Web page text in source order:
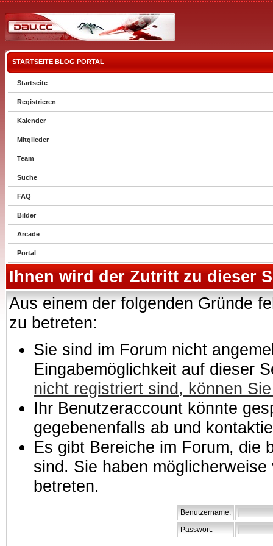
STARTSEITE BLOG PORTAL
Startseite
Registrieren
Kalender
Mitglieder
Team
Suche
FAQ
Bilder
Arcade
Portal
Ihnen wird der Zutritt zu dieser
Aus einem der folgenden Gründe
zu betreten:
Sie sind im Forum nicht
Eingabemöglichkeit auf dieser
nicht registriert sind, können
Ihr Benutzeraccount könnte
gegebenenfalls ab und
Es gibt Bereiche im Forum, die
sind. Sie haben
betreten.
Benutzername:
Passwort: